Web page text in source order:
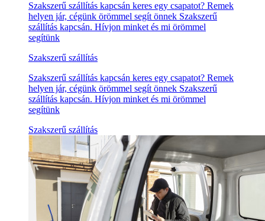
Szakszerű szállítás kapcsán keres egy csapatot? Remek
helyen jár, cégünk örömmel segít önnek Szakszerű
szállítás kapcsán. Hívjon minket és mi örömmel
segítünk
Szakszerű szállítás
Szakszerű szállítás kapcsán keres egy csapatot? Remek
helyen jár, cégünk örömmel segít önnek Szakszerű
szállítás kapcsán. Hívjon minket és mi örömmel
segítünk
Szakszerű szállítás